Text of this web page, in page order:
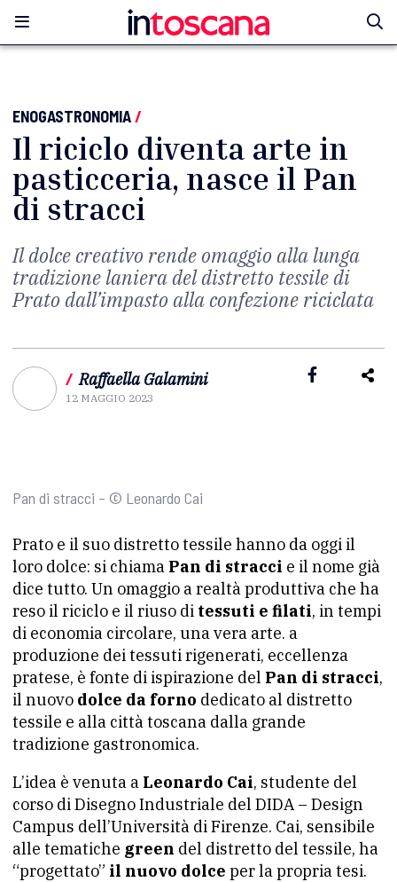
ENOGASTRONOMIA/
Il riciclo diventa arte in
pasticceria, nasce il Pan
di stracci
Il dolce creativo rende omaggio alla lunga
tradizione laniera del distretto tessile di
Prato dall’impasto alla confezione riciclata
/ Raffaella Galamini
12 MAGGIO 2023
Pan di stracci – © Leonardo Cai
Prato e il suo distretto tessile hanno da oggi il
loro dolce: si chiama Pan di stracci e il nome già
dice tutto. Un omaggio a realtà produttiva che ha
reso il riciclo e il riuso di tessuti e filati, in tempi
di economia circolare, una vera arte. a
produzione dei tessuti rigenerati, eccellenza
pratese, è fonte di ispirazione del Pan di stracci,
il nuovo dolce da forno dedicato al distretto
tessile e alla città toscana dalla grande
tradizione gastronomica.
L’idea è venuta a Leonardo Cai, studente del
corso di Disegno Industriale del DIDA – Design
Campus dell’Università di Firenze. Cai, sensibile
alle tematiche green del distretto del tessile, ha
“progettato” il nuovo dolce per la propria tesi.